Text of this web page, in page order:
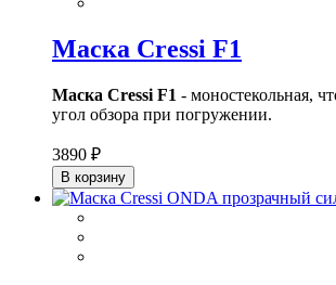
Маска Cressi F1
Маска Cressi F1 - моностекольная,
угол обзора при погружении.
3890 ₽
В корзину